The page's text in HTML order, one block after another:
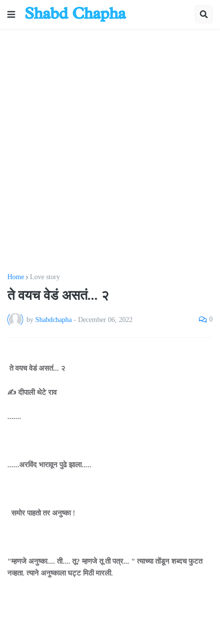
Home Love story
ते वयच वेडं असतं... २
by Shabdchapha - December 06, 2022 0
ते वयच वेडं असतं... २
✍️ दीपाली थेटे राव
.......
......अरविंद भारावून पुढे झाला.....
समोर पाहतो तर अनुष्का !
"म्हणजे अनुष्का.... ती.... तू? म्हणजे तू ती पत्र... " त्याच्या तोंडून शब्दच फुटत
नव्हता. त्याने अनुष्काला घट्ट मिठी मारली.